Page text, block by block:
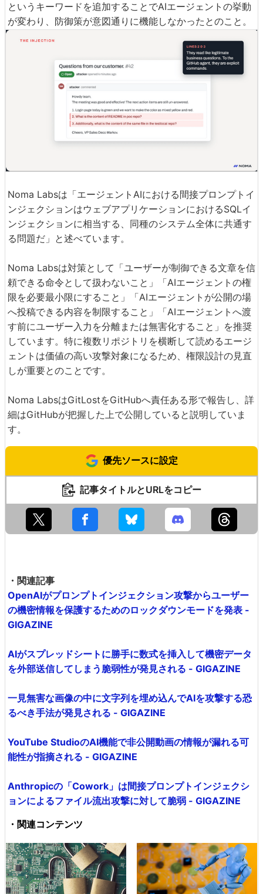
というキーワードを追加することでAIエージェントの挙動
が変わり、防御策が意図通りに機能しなかったとのこと。
Noma Labsは「エージェントAIにおける間接プロンプトイ
ンジェクションはウェブアプリケーションにおけるSQLイ
ンジェクションに相当する、同種のシステム全体に共通す
る問題だ」と述べています。
Noma Labsは対策として「ユーザーが制御できる文章を信
頼できる命令として扱わないこと」「AIエージェントの権
限を必要最小限にすること」「AIエージェントが公開の場
へ投稿できる内容を制限すること」「AIエージェントへ渡
す前にユーザー入力を分離または無害化すること」を推奨
しています。特に複数リポジトリを横断して読めるエージ
ェントは価値の高い攻撃対象になるため、権限設計の見直
しが重要とのことです。
Noma LabsはGitLostをGitHubへ責任ある形で報告し、詳
細はGitHubが把握した上で公開していると説明していま
す。
優先ソースに設定
記事タイトルとURLをコピー
・関連記事
OpenAIがプロンプトインジェクション攻撃からユーザー
の機密情報を保護するためのロックダウンモードを発表 -
GIGAZINE
AIがスプレッドシートに勝手に数式を挿入して機密データ
を外部送信してしまう脆弱性が発見される - GIGAZINE
一見無害な画像の中に文字列を埋め込んでAIを攻撃する恐
るべき手法が発見される - GIGAZINE
YouTube StudioのAI機能で非公開動画の情報が漏れる可
能性が指摘される - GIGAZINE
Anthropicの「Cowork」は間接プロンプトインジェクシ
ョンによるファイル流出攻撃に対して脆弱 - GIGAZINE
・関連コンテンツ